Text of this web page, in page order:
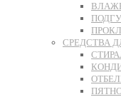
СРЕДСТВА